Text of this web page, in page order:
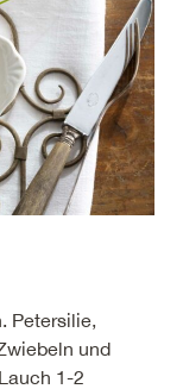
Petersilie,
und
1-2